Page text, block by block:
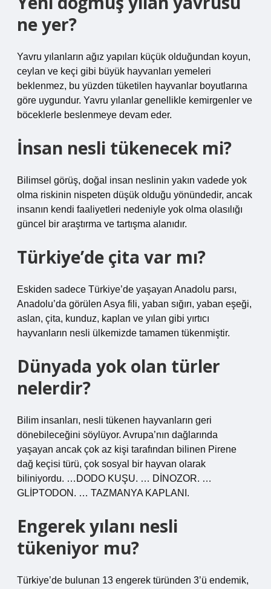
ne yer?
Yavru yılanların ağız yapıları küçük olduğundan koyun,
ceylan ve keçi gibi büyük hayvanları yemeleri
beklenmez, bu yüzden tüketilen hayvanlar boyutlarına
göre uygundur. Yavru yılanlar genellikle kemirgenler ve
böceklerle beslenmeye devam eder.
İnsan nesli tükenecek mi?
Bilimsel görüş, doğal insan neslinin yakın vadede yok
olma riskinin nispeten düşük olduğu yönündedir, ancak
insanın kendi faaliyetleri nedeniyle yok olma olasılığı
güncel bir araştırma ve tartışma alanıdır.
Türkiye’de çita var mı?
Eskiden sadece Türkiye’de yaşayan Anadolu parsı,
Anadolu’da görülen Asya fili, yaban sığırı, yaban eşeği,
aslan, çita, kunduz, kaplan ve yılan gibi yırtıcı
hayvanların nesli ülkemizde tamamen tükenmiştir.
Dünyada yok olan türler
nelerdir?
Bilim insanları, nesli tükenen hayvanların geri
dönebileceğini söylüyor. Avrupa’nın dağlarında
yaşayan ancak çok az kişi tarafından bilinen Pirene
dağ keçisi türü, çok sosyal bir hayvan olarak
biliniyordu. …DODO KUŞU. … DİNOZOR. …
GLİPTODON. … TAZMANYA KAPLANI.
Engerek yılanı nesli
tükeniyor mu?
Türkiye’de bulunan 13 engerek türünden 3’ü endemik,